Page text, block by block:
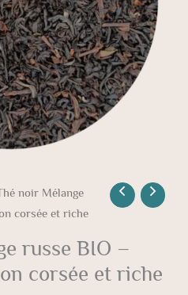
noir Mélange
corsée et riche
russe BIO –
corsée et riche